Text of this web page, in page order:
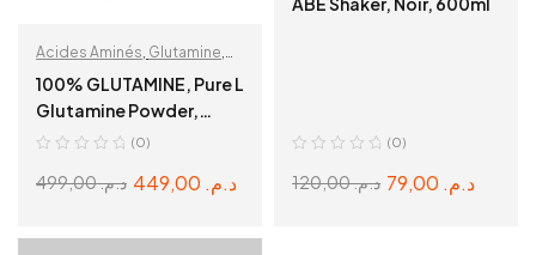
Acides Aminés Glutamine
Récupération & Hydratation
100% GLUTAMINE, Pure L
Glutamine Powder,
500G, 100 Servings
(0)
د.م.499,00 د.م.
(0)
د.م.120,00 د.م.